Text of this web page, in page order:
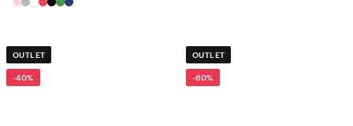
OUTLET
-40%
OUTLET
-60%